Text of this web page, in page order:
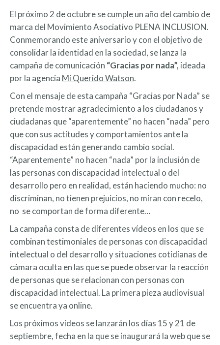
El próximo 2 de octubre se cumple un año del cambio de
marca del Movimiento Asociativo PLENA INCLUSION.
Conmemorando este aniversario y con el objetivo de
consolidar la identidad en la sociedad, se lanza la
campaña de comunicación “Gracias por nada”, ideada
por la agencia Mi Querido Watson.
Con el mensaje de esta campaña “Gracias por Nada” se
pretende mostrar agradecimiento a los ciudadanos y
ciudadanas que “aparentemente” no hacen “nada” pero
que con sus actitudes y comportamientos ante la
discapacidad están generando cambio social.
“Aparentemente” no hacen “nada” por la inclusión de
las personas con discapacidad intelectual o del
desarrollo pero en realidad, están haciendo mucho: no
discriminan, no tienen prejuicios, no miran con recelo,
no se comportan de forma diferente…
La campaña consta de diferentes vídeos en los que se
combinan testimoniales de personas con discapacidad
intelectual o del desarrollo y situaciones cotidianas de
cámara oculta en las que se puede observar la reacción
de personas que se relacionan con personas con
discapacidad intelectual. La primera pieza audiovisual
se encuentra ya online.
Los próximos vídeos se lanzarán los días 15 y 21 de
septiembre, fecha en la que se inaugurará la web que se